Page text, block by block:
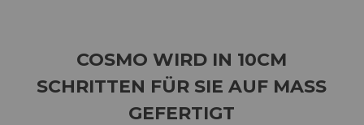
COSMO WIRD IN 10CM
SCHRITTEN FÜR SIE AUF MASS G
EFERTIGT